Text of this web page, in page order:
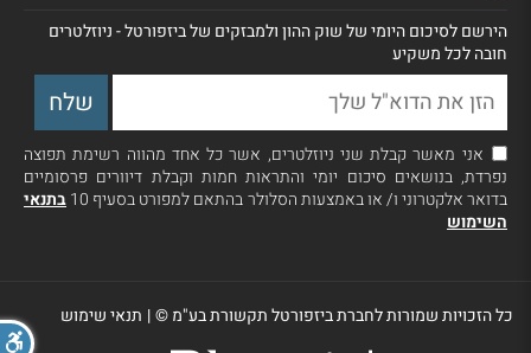
הירשם לסיכום היומי של שוק ההון ולמבזקים של ביזפורטל - ניוזלטרים
חובה לכל משקיע
אני מאשר קבלת שני ניוזלטרים, אשר כל אחד מהווה רשימת תפוצה
נפרדת, בנושאים סיכום יומי והתראות חמות וקבלת דיוורים פרסומיים
בדואר אלקטרוני ו/ או באמצעות הסלולר בהתאם למפורט בסעיף 10
בתנאי
השימוש
כל הזכויות שמורות לחברת ביזפורטל תקשורת בע"מ ©| תנאי שימוש